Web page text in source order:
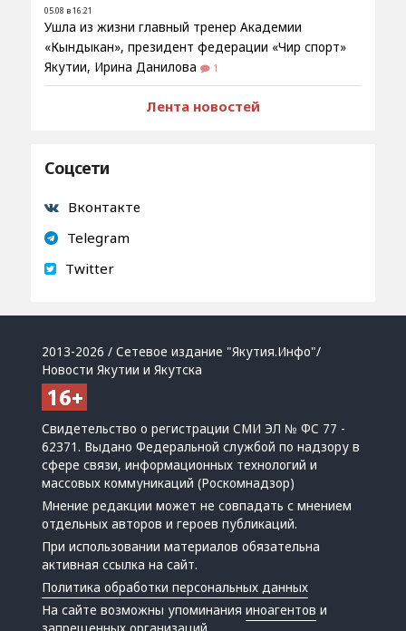
05.08 в 16:21
Ушла из жизни главный тренер Академии
«Кындыкан», президент федерации «Чир спорт»
Якутии, Ирина Данилова
1
Лента новостей
Соцсети
Вконтакте
Telegram
Twitter
2013-2026 / Сетевое издание "Якутия.Инфо"/
Новости Якутии и Якутска
Свидетельство о регистрации СМИ ЭЛ № ФС 77 -
62371. Выдано Федеральной службой по надзору в
сфере связи, информационных технологий и
массовых коммуникаций (Роскомнадзор)
Мнение редакции может не совпадать с мнением
отдельных авторов и героев публикаций.
При использовании материалов обязательна
активная ссылка на сайт.
Политика обработки персональных данных
На сайте возможны упоминанияиноагентов и